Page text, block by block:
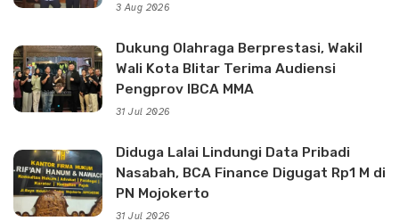
3 Aug 2026
Dukung Olahraga Berprestasi, Wakil
Wali Kota Blitar Terima Audiensi
Pengprov IBCA MMA
31 Jul 2026
Diduga Lalai Lindungi Data Pribadi
Nasabah, BCA Finance Digugat Rp1 M di
PN Mojokerto
31 Jul 2026